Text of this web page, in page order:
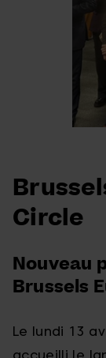
Circle
Nouveau
Brussels
Le lundi 13